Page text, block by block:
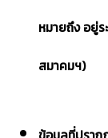
หมายถึง อยู่
สมาคมฯ)